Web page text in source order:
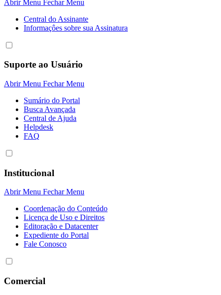
Abrir Menu Fechar Menu
Central do Assinante
Informaçôes sobre sua Assinatura
Suporte ao Usuário
Abrir Menu Fechar Menu
Sumário do Portal
Busca Avançada
Central de Ajuda
Helpdesk
FAQ
Institucional
Abrir Menu Fechar Menu
Coordenação do Conteúdo
Licença de Uso e Direitos
Editoração e Datacenter
Expediente do Portal
Fale Conosco
Comercial